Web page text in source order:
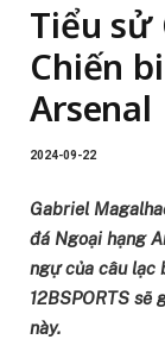
Tiểu sử
Chiến
Arsenal
2024-09-22
Gabriel
đá Ngoại hạng
ngự của câu lạc
12BSPORTS
này.